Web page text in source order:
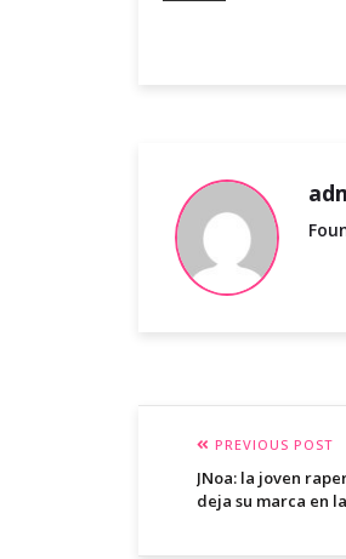
PREVIOUS POST
JNoa: la joven
deja su marca en